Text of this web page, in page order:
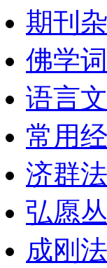
期刊
佛学
语言
常用
济群
弘愿
成刚